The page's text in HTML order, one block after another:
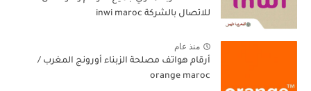
للاتصال بالشركة inwi maroc
منذ عام
أرقام هواتف مصلحة الزبناء أورونج المغرب /
orange maroc